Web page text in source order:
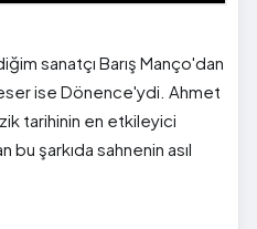
sanatçı Barış Manço'dan
ise Dönence'ydi. Ahmet
tarihinin en etkileyici
bu şarkıda sahnenin asıl